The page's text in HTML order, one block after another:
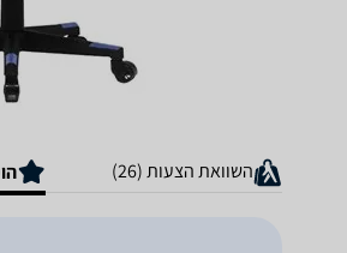
השוואת הצעות (26)